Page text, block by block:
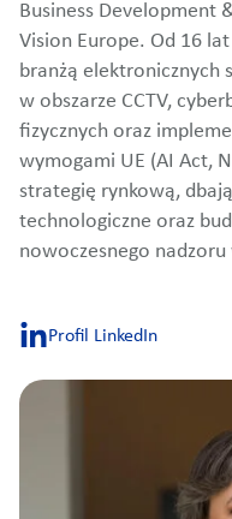
Business Development
Vision Europe. Od 16
branżą elektronicznych
w obszarze CCTV,
fizycznych oraz
wymogami UE (AI Act,
strategię rynkową,
technologiczne oraz
nowoczesnego nadzoru
Profil LinkedIn